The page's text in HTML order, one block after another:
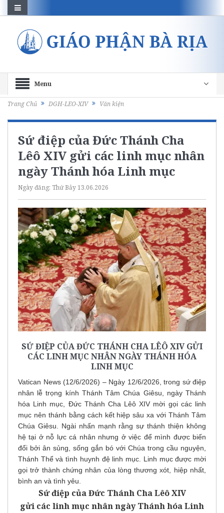
Menu
Trang Chủ DGH-LEO-XIV Văn kiện
Sứ điệp của Đức Thánh Cha
Lêô XIV gửi các linh mục nhân
ngày Thánh hóa Linh mục
Ngày đăng: Thứ Bảy 13.06.2026
SỨ ĐIỆP CỦA ĐỨC THÁNH CHA LÊÔ XIV GỬI
CÁC LINH MỤC NHÂN NGÀY THÁNH HÓA
LINH MỤC
Vatican News (12/6/2026) – Ngày 12/6/2026, trong sứ điệp
nhân lễ trọng kính Thánh Tâm Chúa Giêsu, ngày Thánh
hóa Linh mục, Đức Thánh Cha Lêô XIV mời gọi các linh
mục nên thánh bằng cách kết hiệp sâu xa với Thánh Tâm
Chúa Giêsu. Ngài nhấn mạnh rằng sự thánh thiện không
hệ tại ở nỗ lực cá nhân nhưng ở việc để mình được biến
đổi bởi ân sủng, sống gắn bó với Chúa trong cầu nguyện,
Thánh Thể và tình huynh đệ linh mục. Linh mục được mời
gọi trở thành chứng nhân của lòng thương xót, hiệp nhất,
bình an và tình yêu.
Sứ điệp của Đức Thánh Cha Lêô XIV
gửi các linh mục nhân ngày Thánh hóa Linh